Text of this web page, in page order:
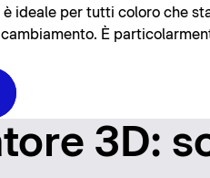
è ideale per tutti coloro che
È
3D: